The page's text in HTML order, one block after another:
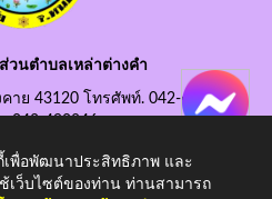
วนตำบลเหล่าต่างคำ
าย 43120 โทรศัพท์. 042-490845
042-490846
เพื่อพัฒนาประสิทธิภาพ และ
ว็บไซต์ของท่าน ท่านสามารถ